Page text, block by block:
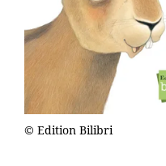
© Edition Bilibri